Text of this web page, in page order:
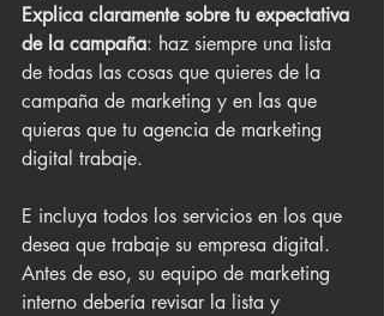
Explica claramente sobre tu expectativa
de la campaña: haz siempre una lista
de todas las cosas que quieres de la
campaña de marketing y en las que
quieras que tu agencia de marketing
digital trabaje.
E incluya todos los servicios en los que
desea que trabaje su empresa digital.
Antes de eso, su equipo de marketing
interno debería revisar la lista y